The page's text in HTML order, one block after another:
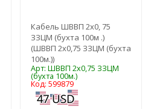
Кабель ШВВП 2х0, 75
ЗЗЦМ (бухта 100м .)
(ШВВП 2х0,75 ЗЗЦМ (бухта
100м.))
Арт: ШВВП 2х0,75 ЗЗЦМ
(бухта 100м.)
Код: 599879